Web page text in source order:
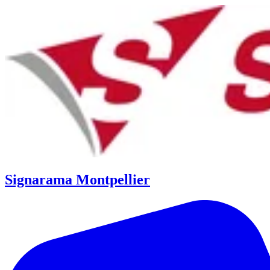
Signarama Montpellier